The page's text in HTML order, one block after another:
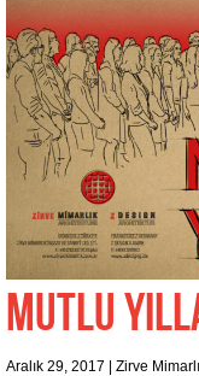
MUTLU
Aralık 29, 2017 Zirve